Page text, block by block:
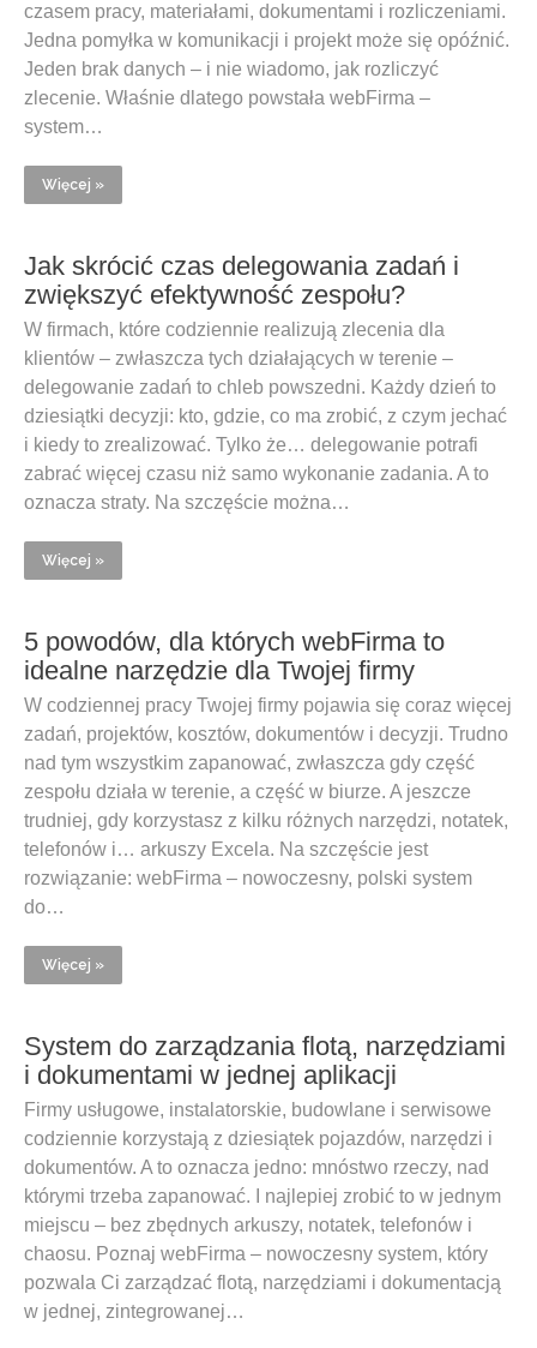
czasem pracy, materiałami, dokumentami i rozliczeniami.
Jedna pomyłka w komunikacji i projekt może się opóźnić.
Jeden brak danych – i nie wiadomo, jak rozliczyć
zlecenie. Właśnie dlatego powstała webFirma –
system…
Więcej »
Jak skrócić czas delegowania zadań i
zwiększyć efektywność zespołu?
W firmach, które codziennie realizują zlecenia dla
klientów – zwłaszcza tych działających w terenie –
delegowanie zadań to chleb powszedni. Każdy dzień to
dziesiątki decyzji: kto, gdzie, co ma zrobić, z czym jechać
i kiedy to zrealizować. Tylko że… delegowanie potrafi
zabrać więcej czasu niż samo wykonanie zadania. A to
oznacza straty. Na szczęście można…
Więcej »
5 powodów, dla których webFirma to
idealne narzędzie dla Twojej firmy
W codziennej pracy Twojej firmy pojawia się coraz więcej
zadań, projektów, kosztów, dokumentów i decyzji. Trudno
nad tym wszystkim zapanować, zwłaszcza gdy część
zespołu działa w terenie, a część w biurze. A jeszcze
trudniej, gdy korzystasz z kilku różnych narzędzi, notatek,
telefonów i… arkuszy Excela. Na szczęście jest
rozwiązanie: webFirma – nowoczesny, polski system
do…
Więcej »
System do zarządzania flotą, narzędziami
i dokumentami w jednej aplikacji
Firmy usługowe, instalatorskie, budowlane i serwisowe
codziennie korzystają z dziesiątek pojazdów, narzędzi i
dokumentów. A to oznacza jedno: mnóstwo rzeczy, nad
którymi trzeba zapanować. I najlepiej zrobić to w jednym
miejscu – bez zbędnych arkuszy, notatek, telefonów i
chaosu. Poznaj webFirma – nowoczesny system, który
pozwala Ci zarządzać flotą, narzędziami i dokumentacją
w jednej, zintegrowanej…